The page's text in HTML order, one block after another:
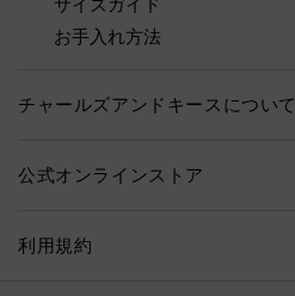
サイズガイド
お手入れ方法
チャールズアンドキースについて
公式オンラインストア
利用規約